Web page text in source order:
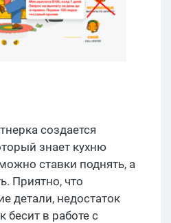
создается
знает кухню
ставки поднять, а
Приятно, что
детали, недостаток
бесит в работе с